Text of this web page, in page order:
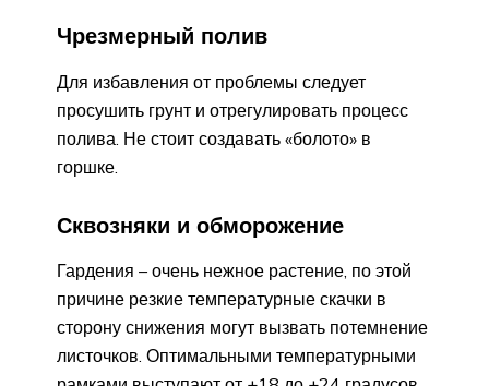
Чрезмерный полив
Для избавления от проблемы следует
просушить грунт и отрегулировать процесс
полива. Не стоит создавать «болото» в
горшке.
Сквозняки и обморожение
Гардения – очень нежное растение, по этой
причине резкие температурные скачки в
сторону снижения могут вызвать потемнение
листочков. Оптимальными температурными